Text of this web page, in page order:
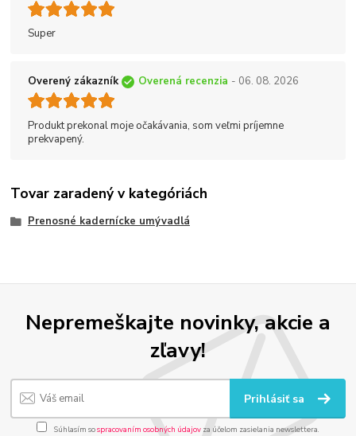
Super
Overený zákazník Overená recenzia - 06. 08. 2026
Produkt prekonal moje očakávania, som veľmi príjemne
prekvapený.
Tovar zaradený v kategóriách
Prenosné kadernícke umývadlá
Nepremeškajte novinky, akcie a
zľavy!
Prihlásiť sa
Súhlasím sospracovaním osobných údajov za účelom zasielania newslettera.